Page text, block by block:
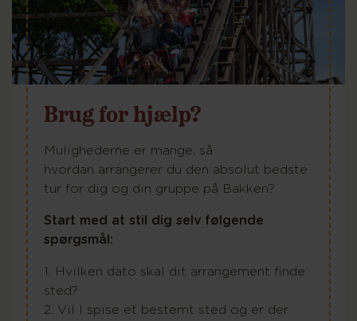
Brug for hjælp?
Mulighederne er mange, så
hvordan arrangerer du den absolut bedste
tur for dig og din gruppe på Bakken?
Start med at stil dig selv følgende
spørgsmål:
1. Hvilken dato skal dit arrangement finde
sted?
2. Vil I spise et bestemt sted og er der